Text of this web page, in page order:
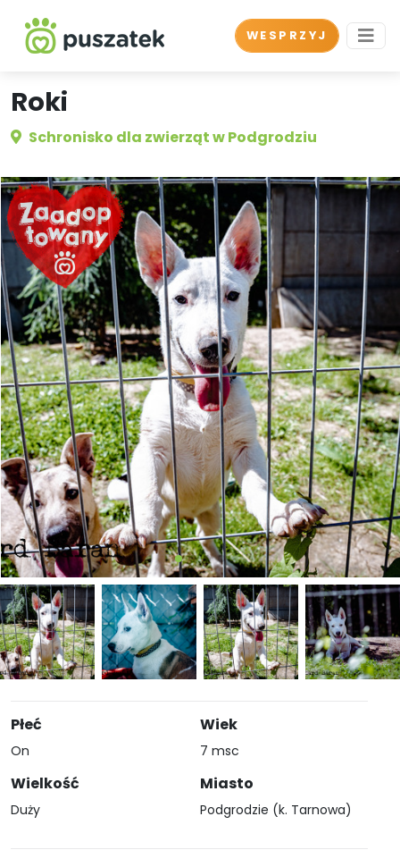
WESPRZYJ
Roki
Schronisko dla zwierząt w Podgrodziu
Płeć
On
Wielkość
Duży
Wiek
7 msc
Miasto
Podgrodzie (k. Tarnowa)